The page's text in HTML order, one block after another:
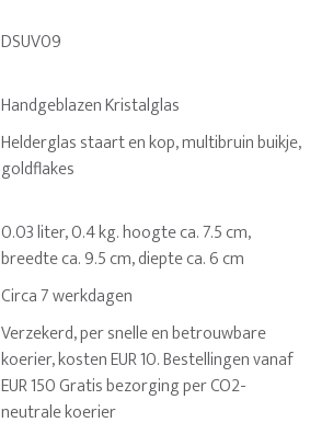
DSUV09
Handgeblazen Kristalglas
Helderglas staart en kop, multibruin buikje,
goldflakes
0.03 liter, 0.4 kg. hoogte ca. 7.5 cm,
breedte ca. 9.5 cm, diepte ca. 6 cm
Circa 7 werkdagen
Verzekerd, per snelle en betrouwbare
koerier, kosten EUR 10. Bestellingen vanaf
EUR 150 Gratis bezorging per CO2-
neutrale koerier